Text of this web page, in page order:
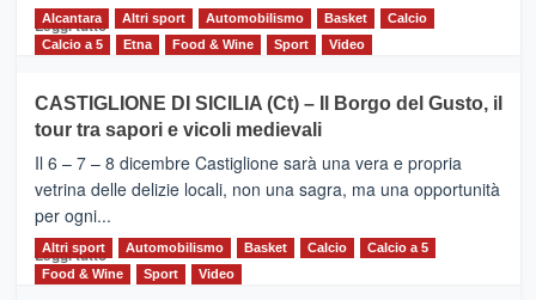
Leggi tutto Leggi
MOIO
ALCANTARA
–
Vivicittà,
alla
scoperta
del
territorio,
Alcantara Altri sport Automobilismo Basket
Calcio
Calcio a 5
Etna Food & Wine Sport Video
CASTIGLIONE DI SICILIA (Ct) – Il Borgo del Gusto, il
tour tra sapori e vicoli medievali
Il 6 – 7 – 8 dicembre Castiglione sarà una vera e propria
vetrina delle delizie locali, non una sagra, ma una opportunità
per ogni...
Leggi tuttoLeggi
di
Altri sport Automobilismo Basket Calcio
Calcio a 5
Food & Wine
Sport Video